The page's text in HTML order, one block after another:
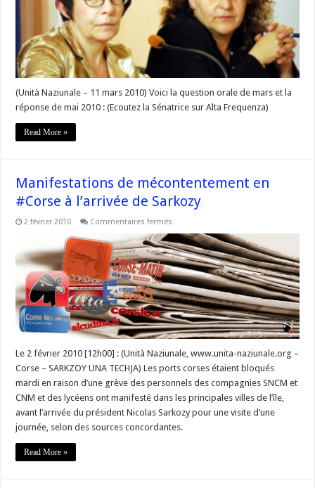
Orale
de
Alima
Boumedienne-
(Unità Naziunale – 11 mars 2010) Voici la question orale de mars et la
réponse de mai 2010 : (Ecoutez la Sénatrice sur Alta Frequenza)
Read More »
Manifestations de mécontentement en
#Corse à l’arrivée de Sarkozy
2 février 2010 Commentaires fermés
mécontentement
en
#Corse
à
l’arrivée
de
Sarkozy
Le 2 février 2010 [12h00] : (Unità Naziunale, www.unita-naziunale.org –
Corse – SARKZOY UNA TECHJA) Les ports corses étaient bloqués
mardi en raison d’une grève des personnels des compagnies SNCM et
CNM et des lycéens ont manifesté dans les principales villes de l’île,
avant l’arrivée du président Nicolas Sarkozy pour une visite d’une
journée, selon des sources concordantes.
Read More »